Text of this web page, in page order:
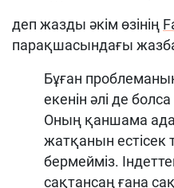
деп жазды әкім өзінің
парақшасындағы
Бұған
екенін әлі де
Оның қаншама
жатқанын естісек
бермейміз.
сақтансаң ғана